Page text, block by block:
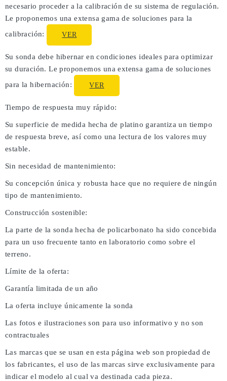
necesario proceder a la calibración de su sistema de regulación.
Le proponemos una extensa gama de soluciones para la
calibración:
VER
Su sonda debe hibernar en condiciones ideales para optimizar
su duración. Le proponemos una extensa gama de soluciones
para la hibernación:
VER
Tiempo de respuesta muy rápido:
Su superficie de medida hecha de platino garantiza un tiempo
de respuesta breve, así como una lectura de los valores muy
estable.
Sin necesidad de mantenimiento:
Su concepción única y robusta hace que no requiere de ningún
tipo de mantenimiento.
Construcción sostenible:
La parte de la sonda hecha de policarbonato ha sido concebida
para un uso frecuente tanto en laboratorio como sobre el
terreno.
Límite de la oferta:
Garantía limitada de un año
La oferta incluye únicamente la sonda
Las fotos e ilustraciones son para uso informativo y no son
contractuales
Las marcas que se usan en esta página web son propiedad de
los fabricantes, el uso de las marcas sirve exclusivamente para
indicar el modelo al cual va destinada cada pieza.